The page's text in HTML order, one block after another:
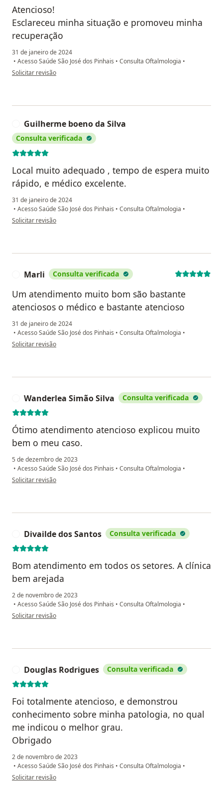
Atencioso!
Esclareceu minha situação e promoveu minha
recuperação
31 de janeiro de 2024
• Acesso Saúde São José dos Pinhais • Consulta Oftalmologia •
na opinião do utilizador Luciano Cordeiro de Lima
Solicitar revisão
Guilherme boeno da Silva
Consulta verificada
Local muito adequado , tempo de espera muito
rápido, e médico excelente.
31 de janeiro de 2024
• Acesso Saúde São José dos Pinhais • Consulta Oftalmologia •
na opinião do utilizador Guilherme boeno da Silva
Solicitar revisão
Marli Consulta verificada
Um atendimento muito bom são bastante
atenciosos o médico e bastante atencioso
31 de janeiro de 2024
• Acesso Saúde São José dos Pinhais • Consulta Oftalmologia •
na opinião do utilizador Marli
Solicitar revisão
Wanderlea Simão Silva Consulta verificada
Ótimo atendimento atencioso explicou muito
bem o meu caso.
5 de dezembro de 2023
• Acesso Saúde São José dos Pinhais • Consulta Oftalmologia •
na opinião do utilizador Wanderlea Simão Silva
Solicitar revisão
Divailde dos Santos Consulta verificada
Bom atendimento em todos os setores. A clínica
bem arejada
2 de novembro de 2023
• Acesso Saúde São José dos Pinhais • Consulta Oftalmologia •
na opinião do utilizador Divailde dos Santos
Solicitar revisão
Douglas Rodrigues Consulta verificada
Foi totalmente atencioso, e demonstrou
conhecimento sobre minha patologia, no qual
me indicou o melhor grau.
Obrigado
2 de novembro de 2023
• Acesso Saúde São José dos Pinhais • Consulta Oftalmologia •
na opinião do utilizador Douglas Rodrigues
Solicitar revisão